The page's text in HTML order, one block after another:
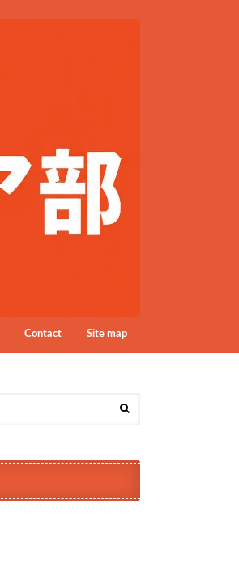
Contact Site map